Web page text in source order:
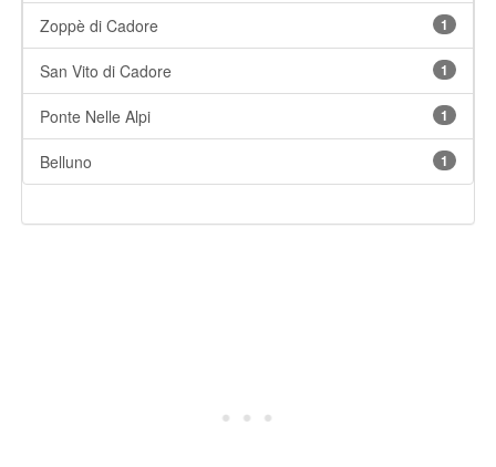
Zoppè di Cadore 1
San Vito di Cadore 1
Ponte Nelle Alpi 1
Belluno 1